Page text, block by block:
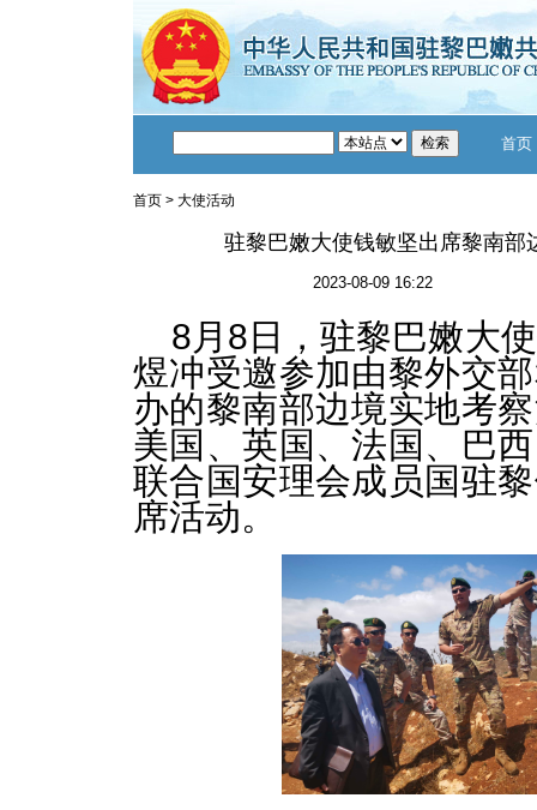
首页
首页 > 大使活动
驻黎巴嫩大使钱敏坚出席黎南部
2023-08-09 16:22
8月8日，驻黎巴嫩大
煜冲受邀参加由黎外交
办的黎南部边境实地考
美国、英国、法国、巴
联合国安理会成员国驻
席活动。